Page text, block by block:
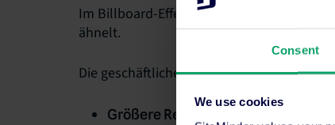
Consent
We use cookies
Im Billboard-Effekt steckt für Hotels eine
ähnelt.
Die geschäftlichen Vorteile des Billboard-
Größere Reichweite: